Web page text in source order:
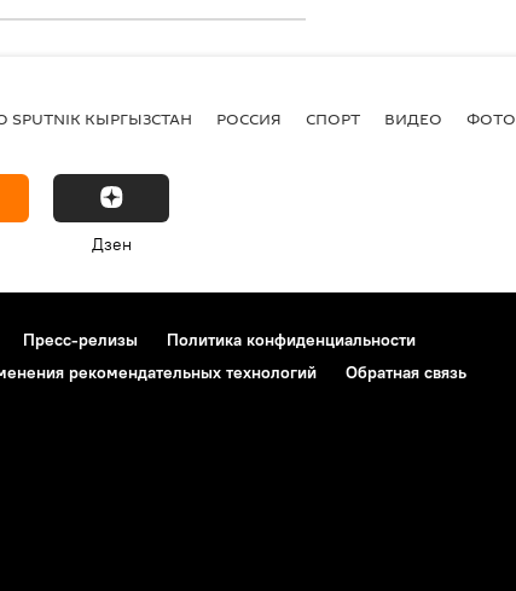
SPUTNIK КЫРГЫЗСТАН РОССИЯ СПОРТ ВИДЕО ФОТО
Дзен
Пресс-релизы
Политика конфиденциальности
рекомендательных технологий Обратная связь